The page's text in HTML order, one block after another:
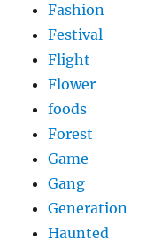
Fashion
Festival
Flight
Flower
foods
Forest
Game
Gang
Generation
Haunted